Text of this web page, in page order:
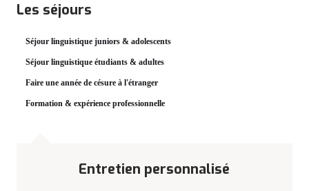
Les séjours
Séjour linguistique juniors & adolescents
Séjour linguistique étudiants & adultes
Faire une année de césure à l'étranger
Formation & expérience professionnelle
Entretien personnalisé